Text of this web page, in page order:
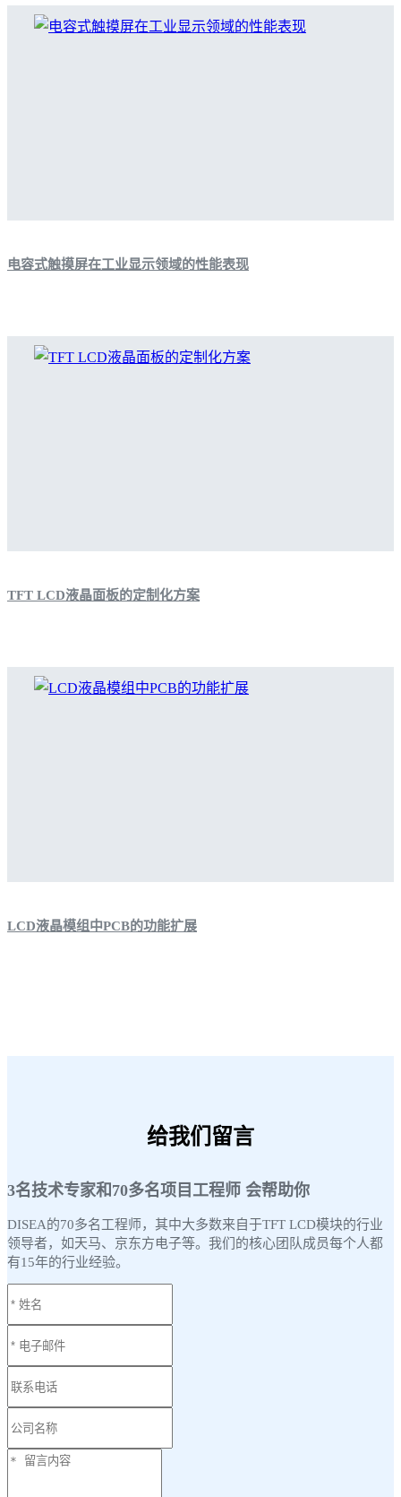
电容式触摸屏在工业显示领域的性能表现
TFT LCD液晶面板的定制化方案
LCD液晶模组中PCB的功能扩展
给我们留言
3名技术专家和70多名项目工程师 会帮助你
DISEA的70多名工程师，其中大多数来自于TFT LCD模块的行业
领导者，如天马、京东方电子等。我们的核心团队成员每个人都
有15年的行业经验。